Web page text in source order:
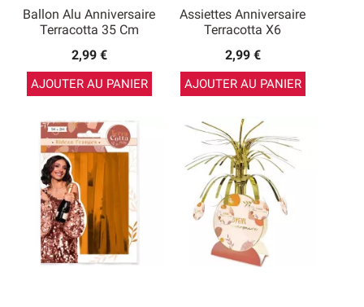
Ballon Alu Anniversaire
Terracotta 35 Cm
2,99 €
AJOUTER AU PANIER
Assiettes Anniversaire
Terracotta X6
2,99 €
AJOUTER AU PANIER